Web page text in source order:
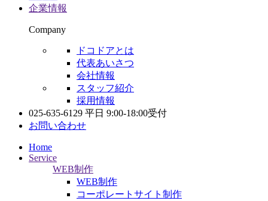
企業情報
Company
ドコドアとは
代表あいさつ
会社情報
スタッフ紹介
採用情報
025-635-6129 平日 9:00-18:00受付
お問い合わせ
Home
Service
WEB制作
WEB制作
コーポレートサイト制作